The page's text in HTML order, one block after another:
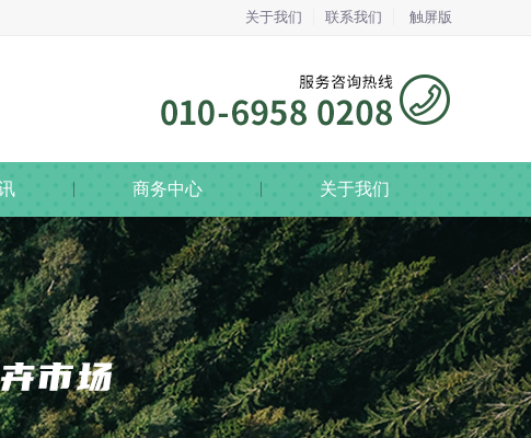
关于我们 联系我们 触屏版
商务中心 关于我们